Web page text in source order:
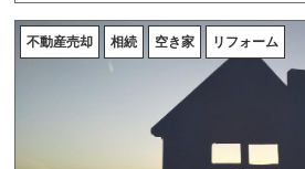
不動産売却 相続 空き家 リフォーム